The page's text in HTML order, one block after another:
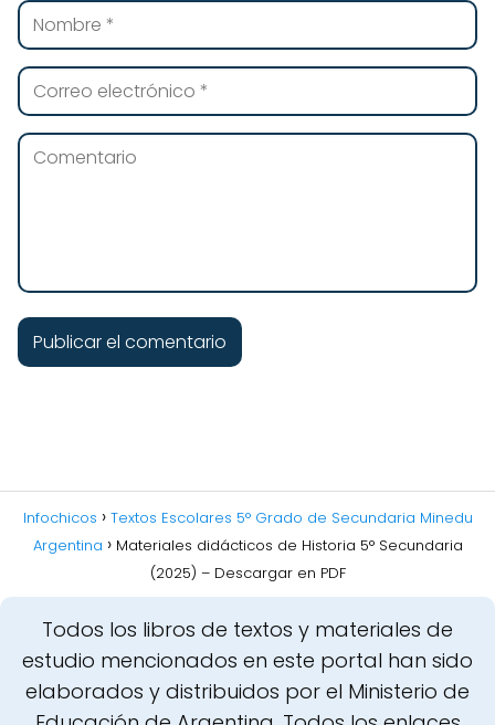
Infochicos
Textos Escolares 5° Grado de Secundaria Minedu
Argentina
Materiales didácticos de Historia 5° Secundaria
(2025) – Descargar en PDF
Todos los libros de textos y materiales de
estudio mencionados en este portal han sido
elaborados y distribuidos por el Ministerio de